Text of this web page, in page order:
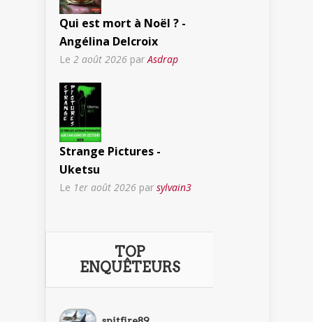
Qui est mort à Noël ? -
Angélina Delcroix
Le 2 août 2026 par Asdrap
Strange Pictures -
Uketsu
Le 1er août 2026 par sylvain3
TOP
ENQUÊTEURS